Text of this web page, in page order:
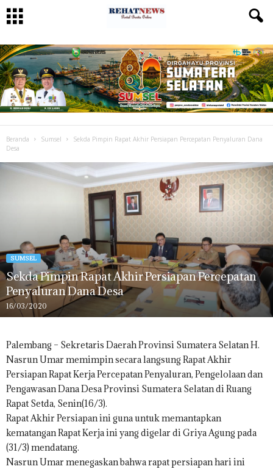
Beranda Sumsel
Sekda Pimpin Rapat Akhir Persiapan Percepatan Penyaluran Dana
Desa
SUMSEL
Sekda Pimpin Rapat Akhir Persiapan Percepatan
Penyaluran Dana Desa
16/03/2020
Palembang – Sekretaris Daerah Provinsi Sumatera Selatan H.
Nasrun Umar memimpin secara langsung Rapat Akhir
Persiapan Rapat Kerja Percepatan Penyaluran, Pengelolaan dan
Pengawasan Dana Desa Provinsi Sumatera Selatan di Ruang
Rapat Setda, Senin(16/3).
Rapat Akhir Persiapan ini guna untuk memantapkan
kematangan Rapat Kerja ini yang digelar di Griya Agung pada
(31/3) mendatang.
Nasrun Umar menegaskan bahwa rapat persiapan hari ini